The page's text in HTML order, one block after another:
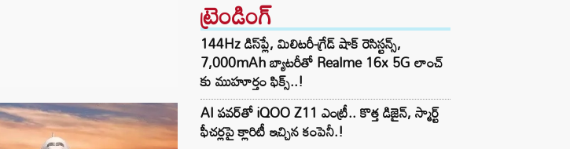
ట్రెండింగ్‌
144Hz డిస్‌ప్లే, మిలిటరీ-గ్రేడ్ షాక్ రెసిస్టన్స్,
7,000mAh బ్యాటరీతో Realme 16x 5G లాంచ్
కు ముహూర్తం ఫిక్స్..!
AI పవర్‌తో iQOO Z11 ఎంట్రీ.. కొత్త డిజైన్, స్మార్ట్
ఫీచర్లపై క్లారిటీ ఇచ్చిన కంపెనీ.!